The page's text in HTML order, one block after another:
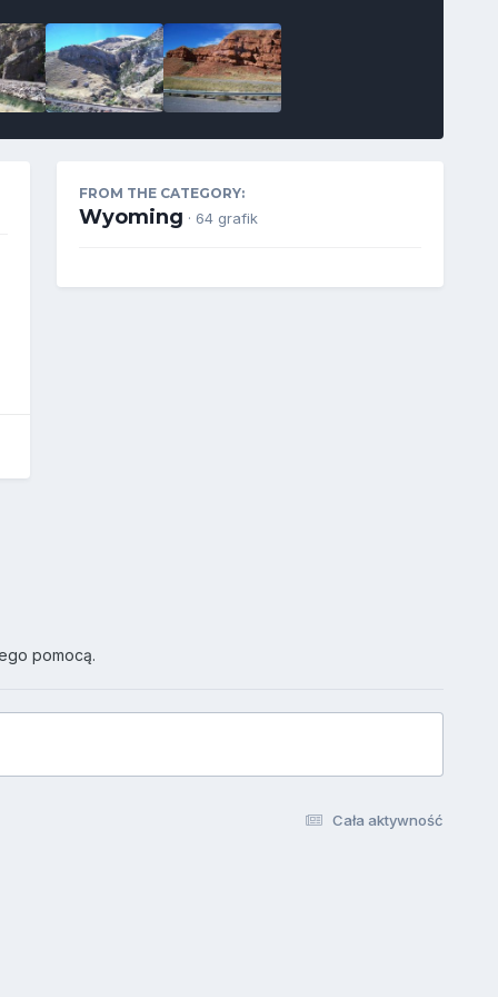
FROM THE CATEGORY:
Wyoming · 64 grafik
pomocą.
Cała aktywność